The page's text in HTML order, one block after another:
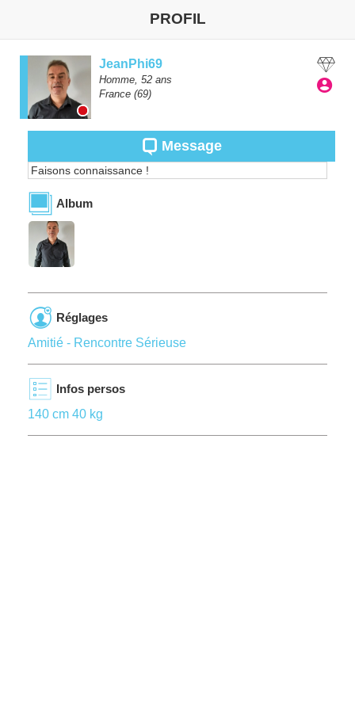
PROFIL
JeanPhi69
Homme, 52 ans
France (69)
Message
Faisons connaissance !
Album
Réglages
Amitié - Rencontre Sérieuse
Infos persos
140 cm 40 kg